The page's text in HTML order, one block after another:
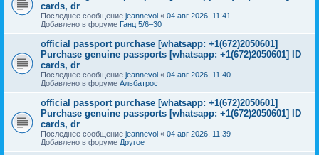
cards, dr
Последнее сообщение jeannevol « 04 авг 2026, 11:41
Добавлено в форуме Ганц 5/6–30
official passport purchase [whatsapp: +1(672)2050601]
Purchase genuine passports [whatsapp: +1(672)2050601] ID
cards, dr
Последнее сообщение jeannevol « 04 авг 2026, 11:40
Добавлено в форуме Альбатрос
official passport purchase [whatsapp: +1(672)2050601]
Purchase genuine passports [whatsapp: +1(672)2050601] ID
cards, dr
Последнее сообщение jeannevol « 04 авг 2026, 11:39
Добавлено в форуме Другое